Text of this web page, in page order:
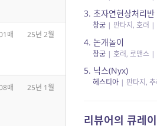
매 25년 2월
매 25년 1월
3. 초자연현상처리반
창궁 | 판타지, 호러 |
4. 논개놀이
창궁 | 호러, 로맨스 |
5. 닉스(Nyx)
헤스티아 | 판타지,
리뷰어의 큐레